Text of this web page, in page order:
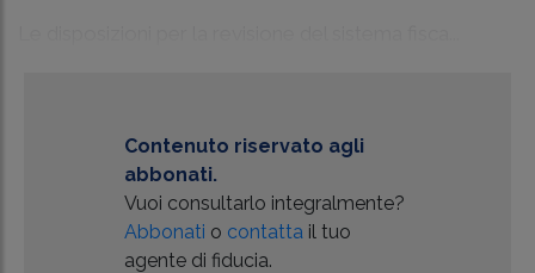
Contenuto riservato agli
abbonati.
Vuoi consultarlo integralmente?
Abbonati o contatta il tuo
agente di fiducia.